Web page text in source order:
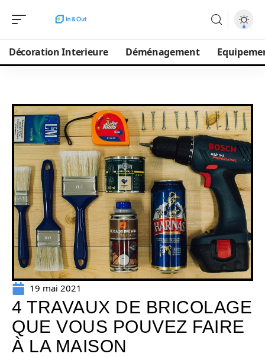
Décoration Interieure Déménagement
19 mai 2021
4 TRAVAUX DE BRICOLAGE
QUE VOUS POUVEZ FAIRE
À LA MAISON